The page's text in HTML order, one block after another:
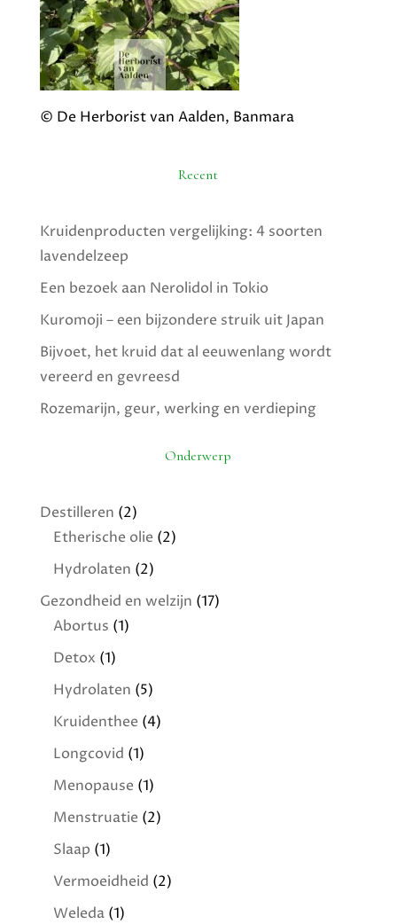
© De Herborist van Aalden, Banmara
Recent
Kruidenproducten vergelijking: 4 soorten
lavendelzeep
Een bezoek aan Nerolidol in Tokio
Kuromoji – een bijzondere struik uit Japan
Bijvoet, het kruid dat al eeuwenlang wordt
vereerd en gevreesd
Rozemarijn, geur, werking en verdieping
Onderwerp
Destilleren (2)
Etherische olie (2)
Hydrolaten (2)
Gezondheid en welzijn (17)
Abortus (1)
Detox (1)
Hydrolaten (5)
Kruidenthee (4)
Longcovid (1)
Menopause (1)
Menstruatie (2)
Slaap (1)
Vermoeidheid (2)
Weleda(1)